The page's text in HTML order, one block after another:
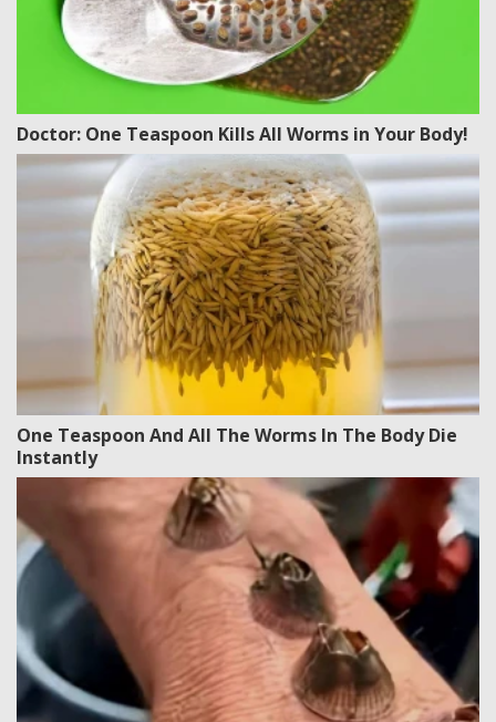
Doctor: One Teaspoon Kills All Worms in Your Body!
One Teaspoon And All The Worms In The Body Die
Instantly